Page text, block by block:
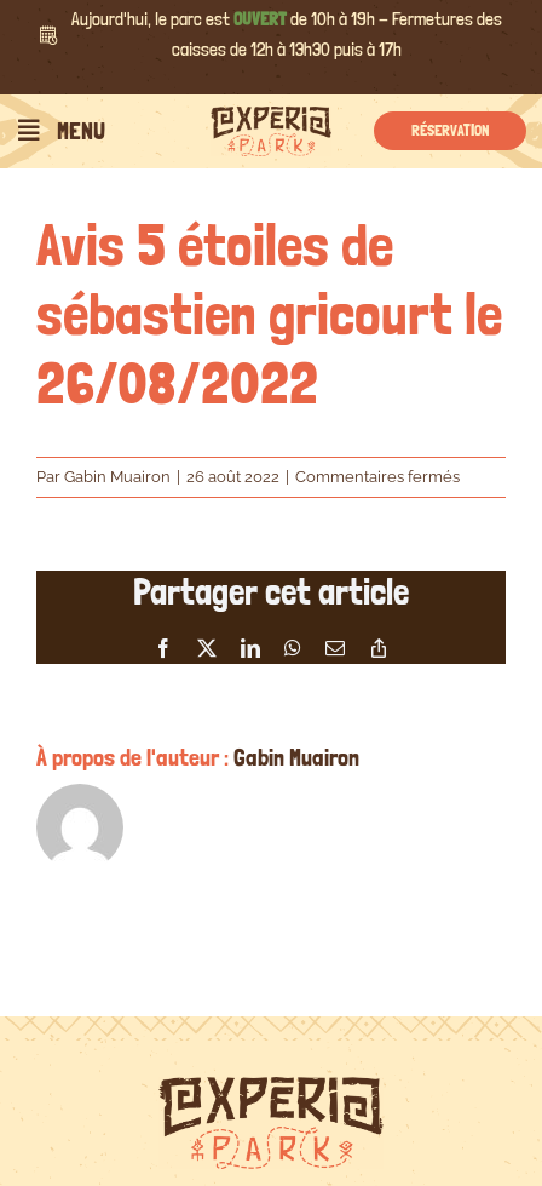
Aujourd'hui, le parc estOUVERTde 10h à 19h - Fermetures des
caisses de 12h à 13h30 puis à 17h
MENU RÉSERVATION
Précédent Suivant
Avis 5 étoiles de
sébastien gricourt le
26/08/2022
Par Gabin Muairon 26 août 2022 Commentaires ferméssur
Avis
le
Partager cet article
Facebook LinkedInWhatsApp
Email
Link
À propos de l'auteur :Gabin Muairon